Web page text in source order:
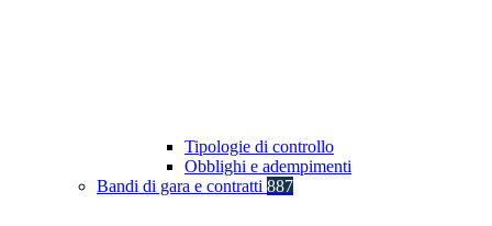
Tipologie di controllo
Obblighi e adempimenti
Bandi di gara e contratti 887